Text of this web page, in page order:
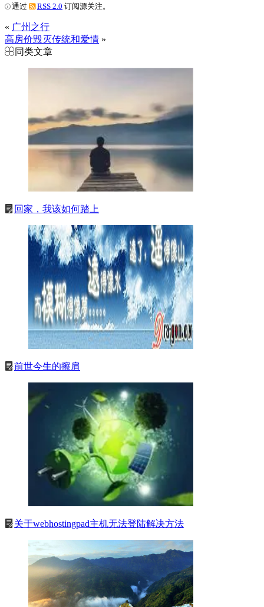
通过 RSS 2.0 订阅源关注。
« 广州之行
高房价毁灭传统和爱情 »
同类文章
回家，我该如何踏上
前世今生的擦肩
关于webhostingpad主机无法登陆解决方法